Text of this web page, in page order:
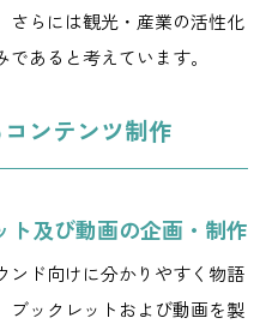
さらには観光・産業の活性化
あると考えています。
ンテンツ制作
及び動画の企画・制作
ンド向けに分かりやすく物語
ブックレットおよび動画を製